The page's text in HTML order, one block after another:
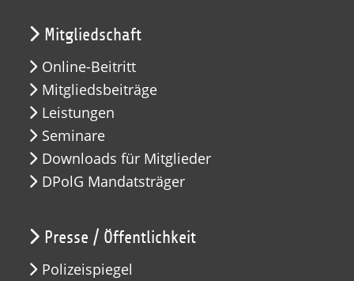
Mitgliedschaft
Online-Beitritt
Mitgliedsbeiträge
Leistungen
Seminare
Downloads für Mitglieder
DPolG Mandatsträger
Presse / Öffentlichkeit
Polizeispiegel